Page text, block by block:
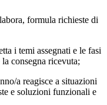
formula richieste di
i temi assegnati e le fasi
consegna ricevuta;
a reagisce a situazioni
e soluzioni funzionali e